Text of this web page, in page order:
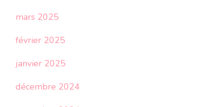
mars 2025
février 2025
janvier 2025
décembre 2024